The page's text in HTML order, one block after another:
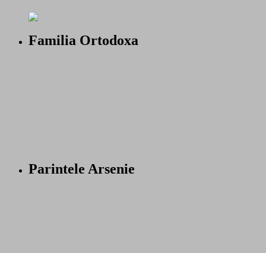
Familia Ortodoxa
Parintele Arsenie